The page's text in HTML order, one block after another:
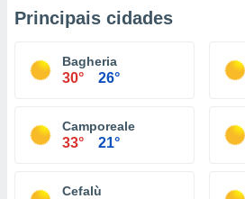
Principais cidades
Bagheria
30° 26°
Camporeale
33° 21°
Cefalù